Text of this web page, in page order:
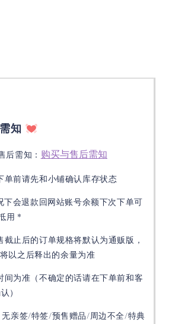
知
后需知： 购买与售后需知
单前请先和小铺确认库存状态
会退款回网站账号余额下次下单可
用 *
止后的订单规格将默认为通贩版，
以之后释出的余量为准
为准（不确定的话请在下单前和客
）
亲签/特签/预售赠品/周边不全/特典